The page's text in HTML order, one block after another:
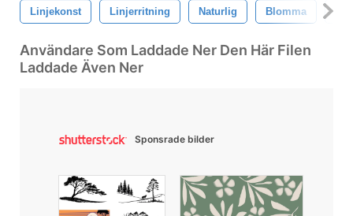
Linjekonst Linjerritning Naturlig Blomma
Användare Som Laddade Ner Den Här Filen
Laddade Även Ner
Sponsrade bilder